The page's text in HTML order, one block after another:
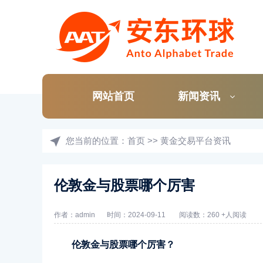
网站首页 新闻资讯
您当前的位置： 首页 >> 黄金交易平台资讯
伦敦金与股票哪个厉害
作者：admin 时间：2024-09-11 阅读数：260 +人阅读
伦敦金与股票哪个厉害？